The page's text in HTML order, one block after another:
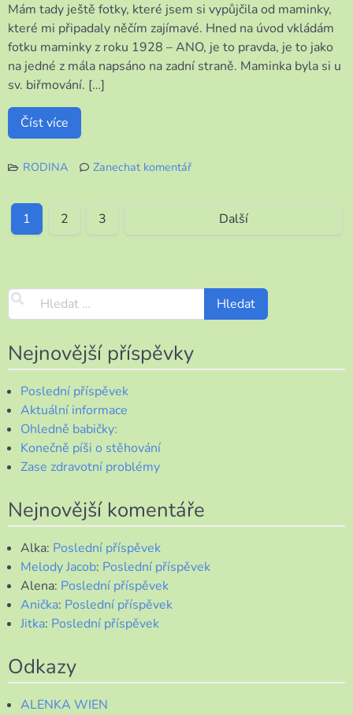
Mám tady ještě fotky, které jsem si vypůjčila od maminky,
které mi připadaly něčím zajímavé. Hned na úvod vkládám
fotku maminky z roku 1928 – ANO, je to pravda, je to jako
na jedné z mála napsáno na zadní straně. Maminka byla si u
sv. biřmování. […]
Číst více
RODINA
Zanechat komentář
retro,
1 2 3 Další
Nejnovější příspěvky
Poslední příspěvek
Aktuální informace
Ohledně babičky:
Konečně píši o stěhování
Zase zdravotní problémy
Nejnovější komentáře
Alka: Poslední příspěvek
Melody Jacob: Poslední příspěvek
Alena: Poslední příspěvek
Anička: Poslední příspěvek
Jitka: Poslední příspěvek
Odkazy
ALENKA WIEN